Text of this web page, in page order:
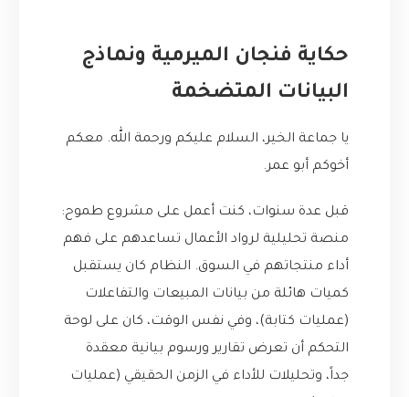
حكاية فنجان الميرمية ونماذج
البيانات المتضخمة
يا جماعة الخير، السلام عليكم ورحمة الله. معكم
أخوكم أبو عمر.
قبل عدة سنوات، كنت أعمل على مشروع طموح:
منصة تحليلية لرواد الأعمال تساعدهم على فهم
أداء منتجاتهم في السوق. النظام كان يستقبل
كميات هائلة من بيانات المبيعات والتفاعلات
(عمليات كتابة)، وفي نفس الوقت، كان على لوحة
التحكم أن تعرض تقارير ورسوم بيانية معقدة
جداً، وتحليلات للأداء في الزمن الحقيقي (عمليات